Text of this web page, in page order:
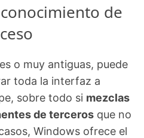
de
o muy antiguas, puede
toda la interfaz a
sobre todo si mezclas
de terceros que no
Windows ofrece el